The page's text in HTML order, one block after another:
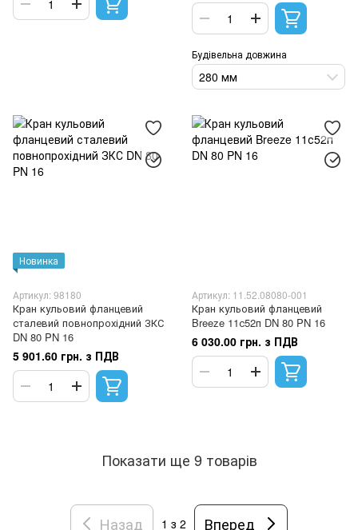
Будівельна довжина
280 мм
Новинка
Артикул: 98180
Кран кульовий фланцевий
сталевий повнопрохідний ЗКС
DN 80 PN 16
5 901.60 грн. з ПДВ
Артикул: 11.52.08080-001
Кран кульовий фланцевий
Breeze 11с52п DN 80 PN 16
6 030.00 грн. з ПДВ
Показати ще 9 товарів
Назад 1 з 2 Вперед